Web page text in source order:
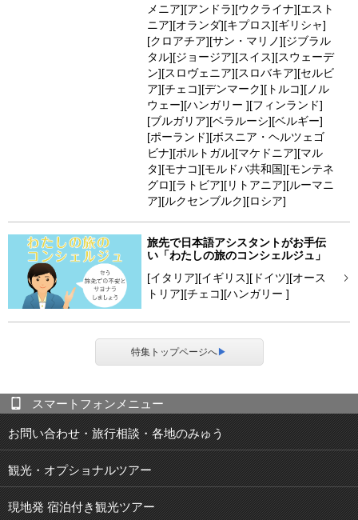
メニア][アンドラ][ウクライナ][エスト
ニア][オランダ][キプロス][ギリシャ]
[クロアチア][サン・マリノ][ジブラル
タル][ジョージア][スイス][スウェーデ
ン][スロヴェニア][スロバキア][セルビ
ア][チェコ][デンマーク][トルコ][ノル
ウェー][ハンガリー ][フィンランド]
[ブルガリア][ベラルーシ][ベルギー]
[ポーランド][ボスニア・ヘルツェゴ
ビナ][ポルトガル][マケドニア][マル
タ][モナコ][モルドバ共和国][モンテネ
グロ][ラトビア][リトアニア][ルーマニ
ア][ルクセンブルク][ロシア]
旅先で日本語アシスタントがお手伝
い「わたしの旅のコンシェルジュ」
[イタリア][イギリス][ドイツ][オース
トリア][チェコ][ハンガリー ]
特集トップページへ▶
スマートフォンメニュー
お問い合わせ・旅行相談・各地のみゅう
観光・オプショナルツアー
現地発 宿泊付き観光ツアー